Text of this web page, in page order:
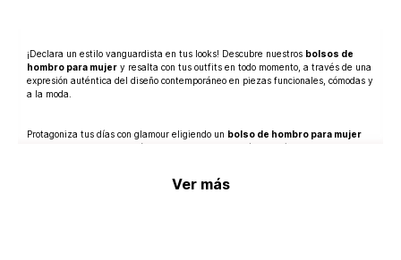
¡Declara un estilo vanguardista en tus looks! Descubre nuestros bolsos de
hombro para mujer y resalta con tus outfits en todo momento, a través de una
expresión auténtica del diseño contemporáneo en piezas funcionales, cómodas y
a la moda.
Protagoniza tus días con glamour eligiendo un bolso de hombro para mujer
que armonice con las demás prendas en tu look. ¡Siéntete cómoda y lleva lo
Ver más